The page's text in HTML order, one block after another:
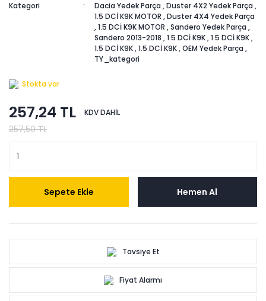
Kategori
Dacia Yedek Parça ,Duster 4X2 Yedek Parça ,
1.5 DCİ K9K MOTOR ,Duster 4X4 Yedek Parça
,1.5 DCİ K9K MOTOR ,Sandero Yedek Parça ,
Sandero 2013-2018 ,1.5 DCİ K9K,1.5 DCİ K9K,
1.5 DCİ K9K,1.5 DCİ K9K,OEM Yedek Parça ,
TY_kategori
Stokta var
257,24 TL KDV DAHİL
257,50 TL
Sepete Ekle Hemen Al
Tavsiye Et
Fiyat Alarmı